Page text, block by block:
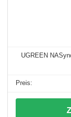
UGREEN